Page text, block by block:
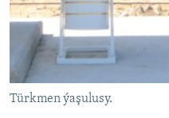
Türkmen ýaşulusy.